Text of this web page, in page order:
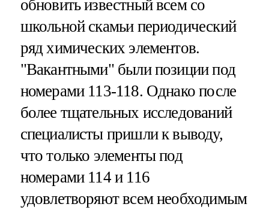
обновить известный всем со
школьной скамьи периодический
ряд химических элементов.
"Вакантными" были позиции под
номерами 113-118. Однако после
более тщательных исследований
специалисты пришли к выводу,
что только элементы под
номерами 114 и 116
удовлетворяют всем необходимым